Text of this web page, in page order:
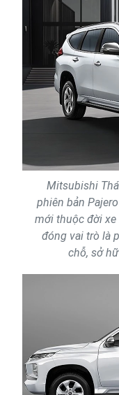
Mitsubishi
phiên bản
mới thuộc đời xe
đóng vai trò là
chỗ, sở